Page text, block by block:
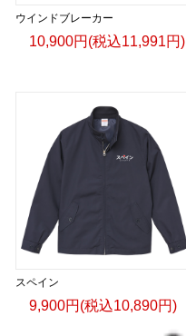
ウインドブレーカー
10,900円(税込11,991円)
スペイン
9,900円(税込10,890円)